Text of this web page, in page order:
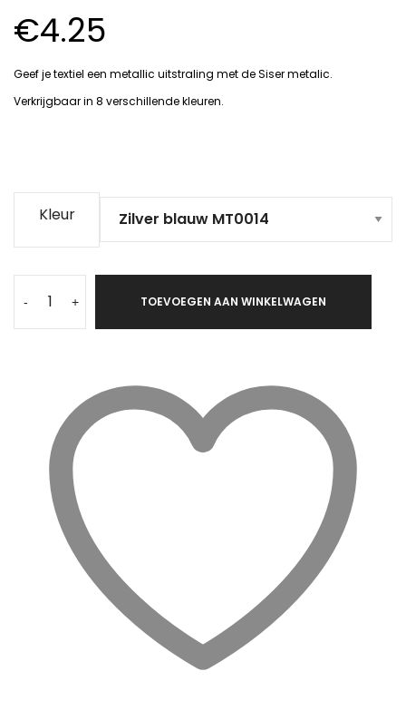
€4.25
Geef je textiel een metallic uitstraling met de Siser metalic.
Verkrijgbaar in 8 verschillende kleuren.
Kleur
- + TOEVOEGEN AAN WINKELWAGEN